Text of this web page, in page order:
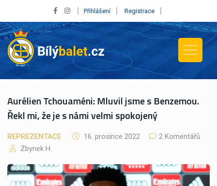
Přihlášení Registrace
Aurélien Tchouaméni: Mluvil jsme s Benzemou.
Řekl mi, že je s námi velmi spokojený
REPREZENTACE 16. prosince 2022
2 Komentářů
Zbynek H.